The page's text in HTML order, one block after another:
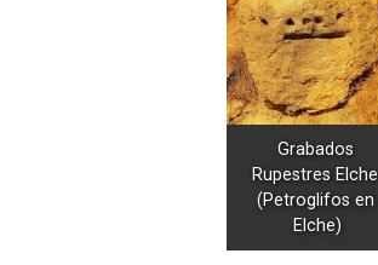
Grabados
Rupestres Elche
(Petroglifos en
Elche)